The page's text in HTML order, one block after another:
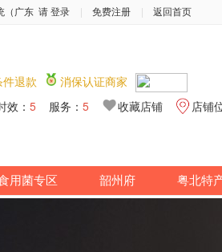
（广东 请 登录 免费注册 返回首页
退款
消保认证商家
效： 5 服务： 5 收藏店铺 店铺
用菌专区 韶州府 粤北特